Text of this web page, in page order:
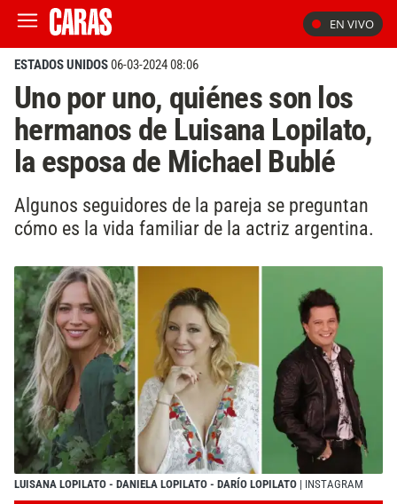
EN VIVO
ESTADOS UNIDOS06-03-2024 08:06
Uno por uno, quiénes son los
hermanos de Luisana Lopilato,
la esposa de Michael Bublé
Algunos seguidores de la pareja se preguntan
cómo es la vida familiar de la actriz argentina.
LUISANA LOPILATO - DANIELA LOPILATO - DARÍO LOPILATO | INSTAGRAM